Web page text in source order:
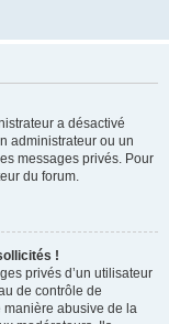
a désactivé
administrateur ou un
messages privés. Pour
du forum.
!
privés d’un utilisateur
de contrôle de
manière abusive de la